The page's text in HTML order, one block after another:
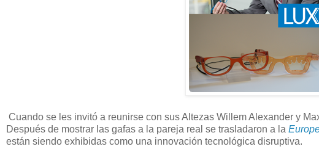
Cuando se les invitó a reunirse con sus Altezas Willem Alexander y
Después de mostrar las gafas a la pareja real se trasladaron a la
están siendo exhibidas como una innovación tecnológica disruptiva.